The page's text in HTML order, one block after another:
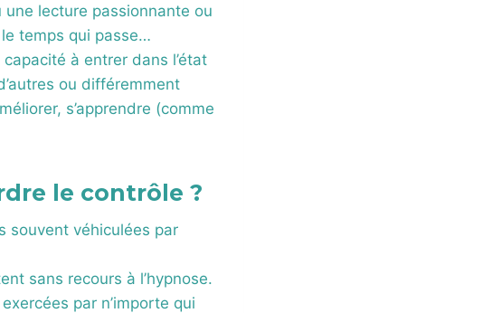
lecture passionnante ou
temps qui passe…
à entrer dans l’état
ou différemment
s’apprendre (comme
le contrôle ?
souvent véhiculées par
sans recours à l’hypnose.
par n’importe qui